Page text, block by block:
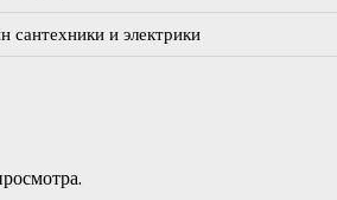
и электрики